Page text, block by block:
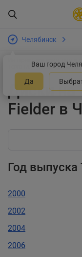
Челябинск
Ваш город
Да
Интернет-магазин шин и
Corolla Fielder
Диски на
Fielder в
Год выпуска
2000
2002
2004
2006